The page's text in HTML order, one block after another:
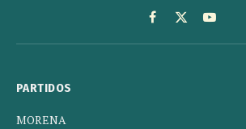
Facebook
X
(Twitter)
YouTube
PARTIDOS
MORENA